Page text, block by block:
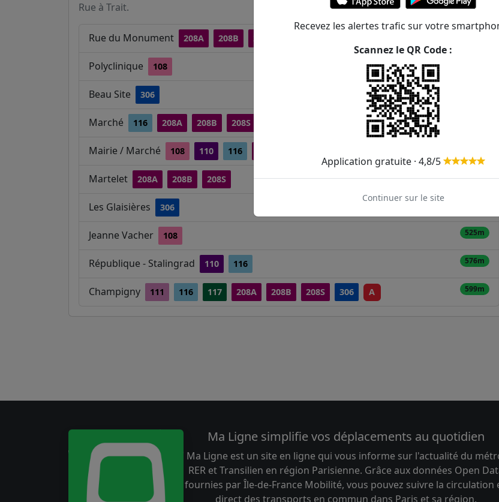
Rue à Trait.
Rue du Monument 208A 208B 208S 150m
Polyclinique 108
Beau Site 306
Marché 116 208A 208B 208S
Mairie / Marché 108 110 116
Martelet 208A 208B 208S 474m
Les Glaisières 306
Jeanne Vacher 108 525m
République - Stalingrad 110 116 576m
Champigny 111 116 117 208A 208B 208S 306 A 599m
Ma Ligne simplifie vos déplacements au quotidien
Ma Ligne est un site en ligne qui vous informe sur l'actualité du
RER et Transilien en région Parisienne. Grâce aux données Open
fournies par Île-de-France Mobilité, vous pouvez suivre la circulation
direct des transports en commun dans Paris et sa région.
Recevez les alertes trafic sur votre
Scannez le QR Code :
Application gratuite · 4,8/5
Continuer sur le site